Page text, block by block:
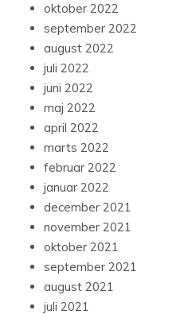
oktober 2022
september 2022
august 2022
juli 2022
juni 2022
maj 2022
april 2022
marts 2022
februar 2022
januar 2022
december 2021
november 2021
oktober 2021
september 2021
august 2021
juli 2021